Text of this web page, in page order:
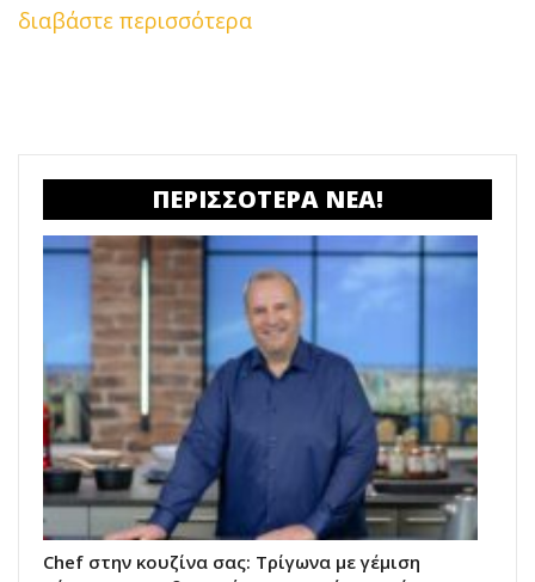
διαβάστε περισσότερα
ΠΕΡΙΣΣΟΤΕΡΑ ΝΕΑ!
Chef στην κουζίνα σας: Τρίγωνα με γέμιση